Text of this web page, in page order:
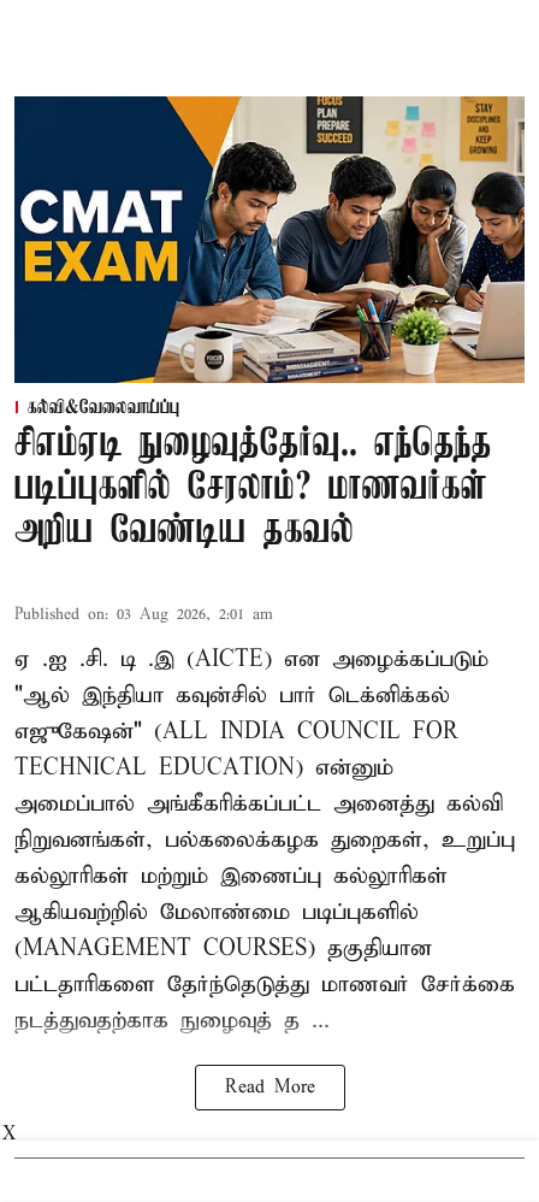
கல்வி&வேலைவாய்ப்பு
சிஎம்ஏடி நுழைவுத்தேர்வு.. எந்தெந்த
படிப்புகளில் சேரலாம்? மாணவர்கள்
அறிய வேண்டிய தகவல்
Published on: 03 Aug 2026, 2:01 am
ஏ .ஐ .சி. டி .இ (AICTE) என அழைக்கப்படும்
"ஆல் இந்தியா கவுன்சில் பார் டெக்னிக்கல்
எஜுகேஷன்" (ALL INDIA COUNCIL FOR
TECHNICAL EDUCATION) என்னும்
அமைப்பால் அங்கீகரிக்கப்பட்ட அனைத்து கல்வி
நிறுவனங்கள், பல்கலைக்கழக துறைகள், உறுப்பு
கல்லூரிகள் மற்றும் இணைப்பு கல்லூரிகள்
ஆகியவற்றில் மேலாண்மை படிப்புகளில்
(MANAGEMENT COURSES) தகுதியான
பட்டதாரிகளை தேர்ந்தெடுத்து மாணவர் சேர்க்கை
நடத்துவதற்காக நுழைவுத் த ...
Read More
X